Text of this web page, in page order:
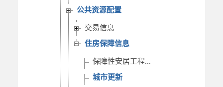
公共资源配置
交易信息
住房保障信息
保障性安居工程...
城市更新